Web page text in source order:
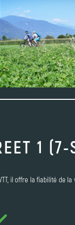
1 (7-
il offre la fiabilité de